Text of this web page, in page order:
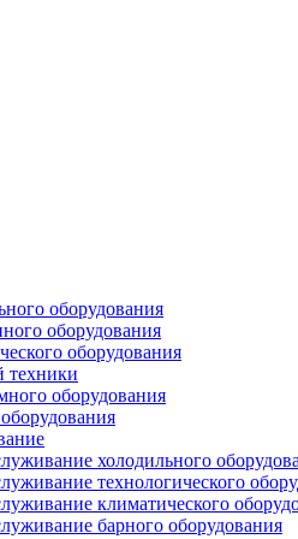
оборудования
оборудования
оборудования
техники
оборудования
холодильного
технологического
климатического
барного оборудования